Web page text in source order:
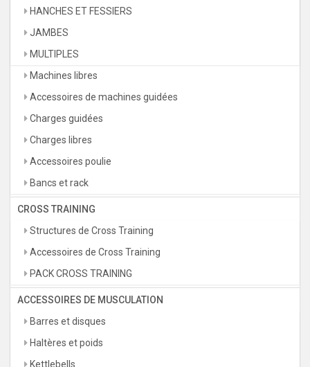
HANCHES ET FESSIERS
JAMBES
MULTIPLES
Machines libres
Accessoires de machines guidées
Charges guidées
Charges libres
Accessoires poulie
Bancs et rack
CROSS TRAINING
Structures de Cross Training
Accessoires de Cross Training
PACK CROSS TRAINING
ACCESSOIRES DE MUSCULATION
Barres et disques
Haltères et poids
Kettlebells